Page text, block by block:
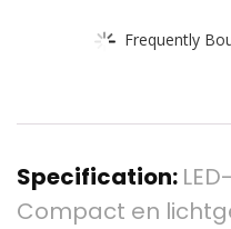
Frequently
Specification:
Compact en